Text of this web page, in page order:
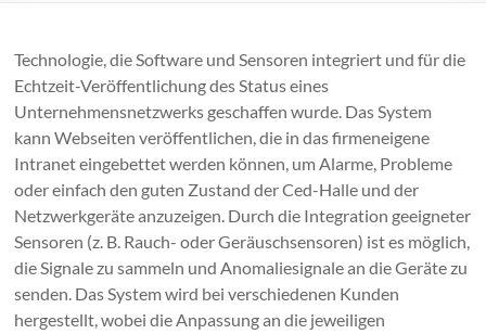
Technologie, die Software und Sensoren integriert und für die
Echtzeit-Veröffentlichung des Status eines
Unternehmensnetzwerks geschaffen wurde. Das System
kann Webseiten veröffentlichen, die in das firmeneigene
Intranet eingebettet werden können, um Alarme, Probleme
oder einfach den guten Zustand der Ced-Halle und der
Netzwerkgeräte anzuzeigen. Durch die Integration geeigneter
Sensoren (z. B. Rauch- oder Geräuschsensoren) ist es möglich,
die Signale zu sammeln und Anomaliesignale an die Geräte zu
senden. Das System wird bei verschiedenen Kunden
hergestellt, wobei die Anpassung an die jeweiligen